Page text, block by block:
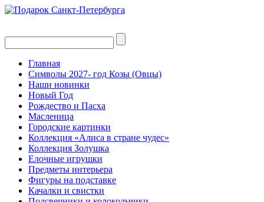
Главная
Символы 2027- год Козы (Овцы)
Наши новинки
Новый Год
Рождество и Пасха
Масленица
Городские картинки
Коллекция «Алиса в стране чудес»
Коллекция Золушка
Елочные игрушки
Предметы интерьера
Фигуры на подставке
Качалки и свистки